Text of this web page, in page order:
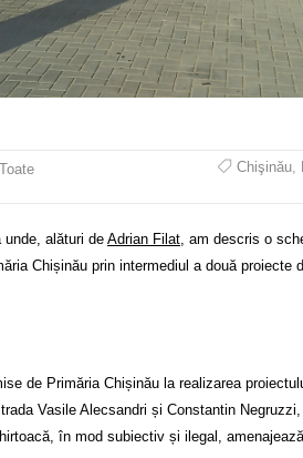
Toate Chişinău,
alături de Adrian Filat , am descris o
Chișinău prin intermediul a două proiecte
de Primăria Chișinău la realizarea
Vasile Alecsandri și Constantin
în mod subiectiv și ilegal,